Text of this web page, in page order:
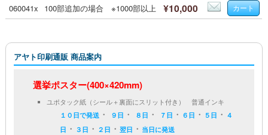
060041x 100部追加の場合 ※1000部以上 ¥10,000
アヤト印刷通販 商品案内
選挙ポスター(400×420mm)
ユポタック紙（シール＋裏面にスリット付き） 普通インキ
１０日で発送 ・ ９日 ・ ８日 ・ ７日 ・ ６日 ・ ５日 ・ ４
日 ・ ３日 ・ ２日 ・翌日 ・ 当日に発送